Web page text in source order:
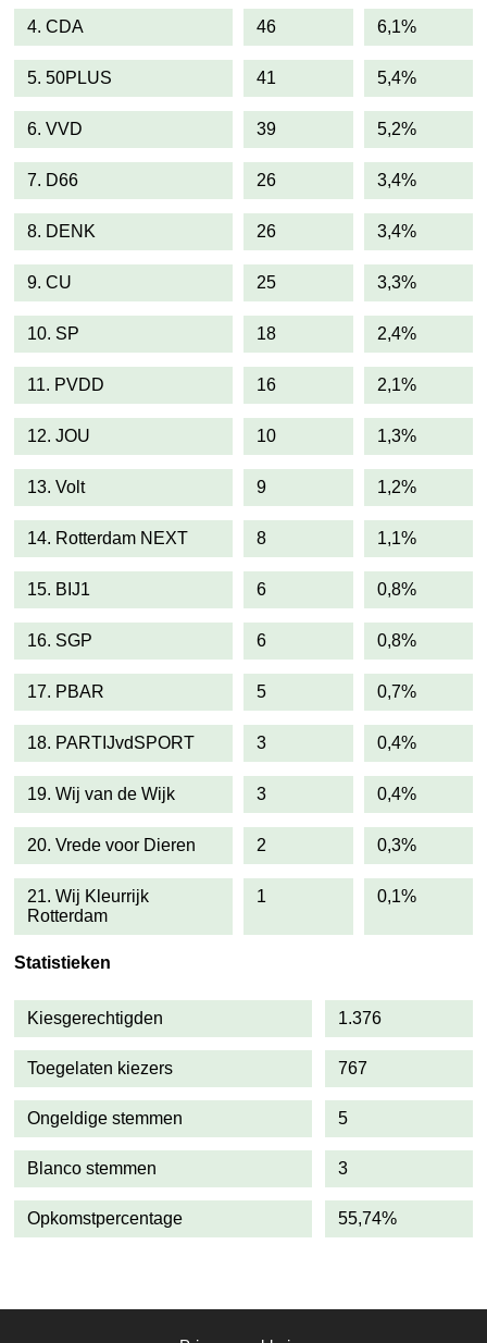
4. CDA 46 6,1%
5. 50PLUS 41 5,4%
6. VVD 39 5,2%
7. D66 26 3,4%
8. DENK 26 3,4%
9. CU 25 3,3%
10. SP 18 2,4%
11. PVDD 16 2,1%
12. JOU 10 1,3%
13. Volt 9 1,2%
14. Rotterdam NEXT 8 1,1%
15. BIJ1 6 0,8%
16. SGP 6 0,8%
17. PBAR 5 0,7%
18. PARTIJvdSPORT 3 0,4%
19. Wij van de Wijk 3 0,4%
20. Vrede voor Dieren 2 0,3%
21. Wij Kleurrijk
Rotterdam
1 0,1%
Statistieken
Kiesgerechtigden 1.376
Toegelaten kiezers 767
Ongeldige stemmen 5
Blanco stemmen 3
Opkomstpercentage 55,74%